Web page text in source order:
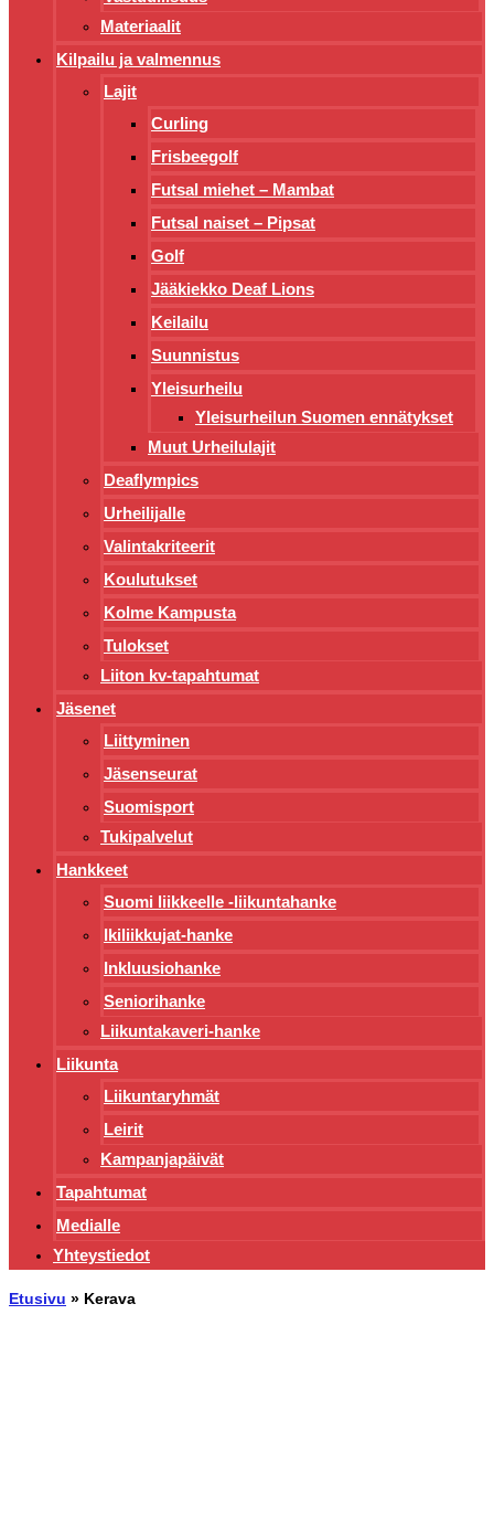
Materiaalit
Kilpailu ja valmennus
Lajit
Curling
Frisbeegolf
Futsal miehet – Mambat
Futsal naiset – Pipsat
Golf
Jääkiekko Deaf Lions
Keilailu
Suunnistus
Yleisurheilu
Yleisurheilun Suomen ennätykset
Muut Urheilulajit
Deaflympics
Urheilijalle
Valintakriteerit
Koulutukset
Kolme Kampusta
Tulokset
Liiton kv-tapahtumat
Jäsenet
Liittyminen
Jäsenseurat
Suomisport
Tukipalvelut
Hankkeet
Suomi liikkeelle -liikuntahanke
Ikiliikkujat-hanke
Inkluusiohanke
Seniorihanke
Liikuntakaveri-hanke
Liikunta
Liikuntaryhmät
Leirit
Kampanjapäivät
Tapahtumat
Medialle
Yhteystiedot
Etusivu » Kerava